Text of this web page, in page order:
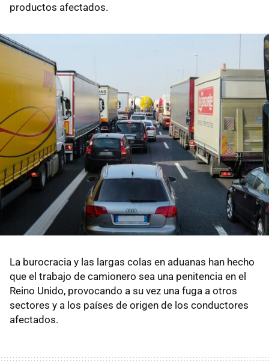
productos afectados.
La burocracia y las largas colas en aduanas han hecho
que el trabajo de camionero sea una penitencia en el
Reino Unido, provocando a su vez una fuga a otros
sectores y a los países de origen de los conductores
afectados.